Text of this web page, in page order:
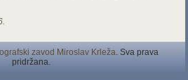
zavod Miroslav Krleža. Sva prava
pridržana.